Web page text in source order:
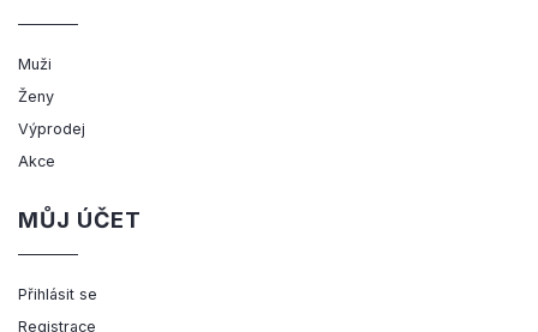
Muži
Ženy
Výprodej
Akce
MŮJ ÚČET
Přihlásit se
Registrace